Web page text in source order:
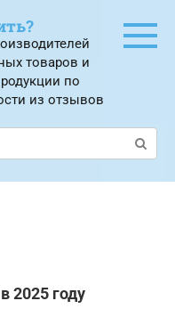
товаров и
по
из отзывов
2025 году